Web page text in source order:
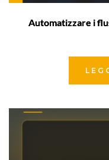
Automatizzare i